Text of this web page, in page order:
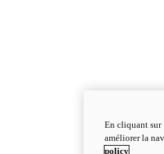
En cliquant sur
améliorer la
policy